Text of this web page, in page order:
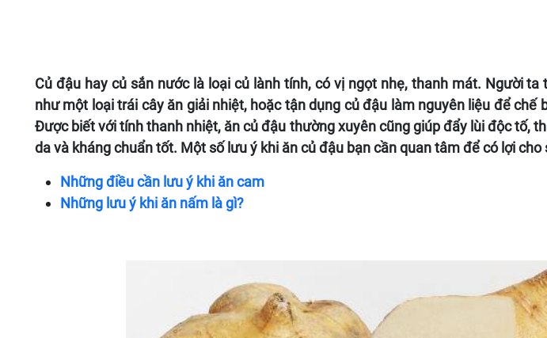
Củ đậu hay củ sắn nước là loại củ lành tính, có vị ngọt nhẹ, thanh mát. Người
như một loại trái cây ăn giải nhiệt, hoặc tận dụng củ đậu làm nguyên liệu để chế
Được biết với tính thanh nhiệt, ăn củ đậu thường xuyên cũng giúp đẩy lùi độc tố,
da và kháng chuẩn tốt. Một số lưu ý khi ăn củ đậu bạn cần quan tâm để có lợi cho
Những điều cần lưu ý khi ăn cam
Những lưu ý khi ăn nấm là gì?